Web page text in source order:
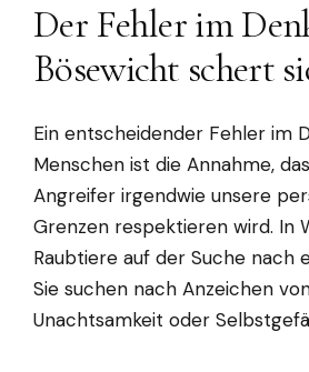
Der Fehler im
Bösewicht schert
Ein entscheidender Fehler im
Menschen ist die Annahme,
Angreifer irgendwie unsere
Grenzen respektieren wird. In
Raubtiere auf der Suche nach
Sie suchen nach Anzeichen
Unachtsamkeit oder